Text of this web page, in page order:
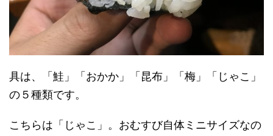
具は、「鮭」「おかか」「昆布」「梅」「じゃこ」
の５種類です。
こちらは「じゃこ」。おむすび自体ミニサイズなの